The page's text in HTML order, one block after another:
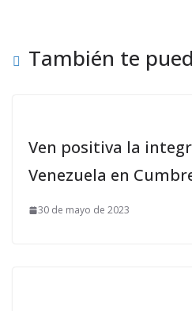
También te
Ven positiva la
Venezuela en
30 de mayo de 2023